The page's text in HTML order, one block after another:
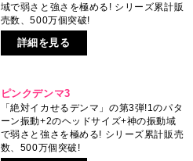
域で弱さと強さを極める! シリーズ累計販
売数、500万個突破!
詳細を見る
ピンクデンマ3
「絶対イカせるデンマ」の第3弾!1のパタ
ーン振動+2のヘッドサイズ+神の振動域
で弱さと強さを極める! シリーズ累計販売
数、500万個突破!